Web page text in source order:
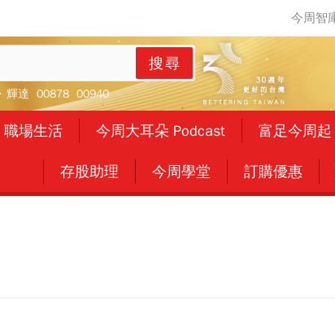
搜尋
輝達 00878 00940
職場生活 今周大耳朵 Podcast 富足今周起
存股助理 今周學堂 訂購優惠